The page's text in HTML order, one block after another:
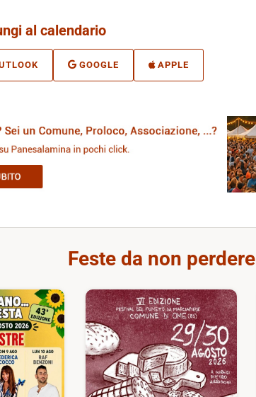
al calendario
GOOGLE APPLE
Feste da non perdere